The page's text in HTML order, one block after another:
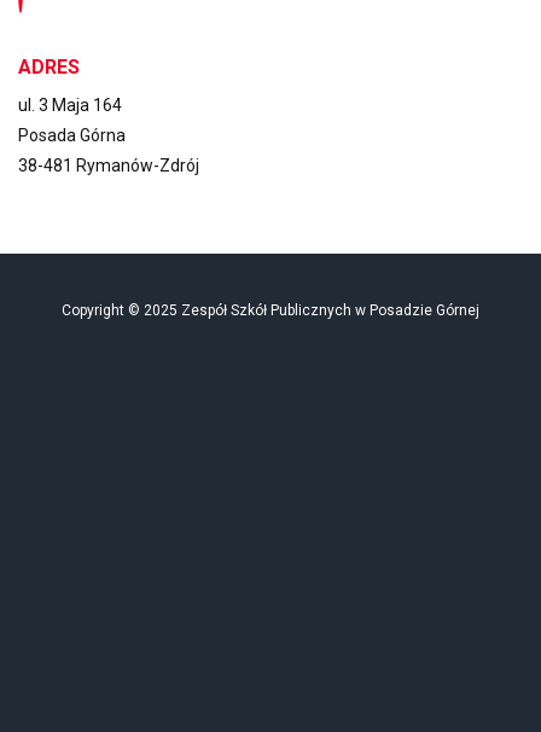
ADRES
ul. 3 Maja 164
Posada Górna
38-481 Rymanów-Zdrój
Copyright © 2025 Zespół Szkół Publicznych w Posadzie Górnej